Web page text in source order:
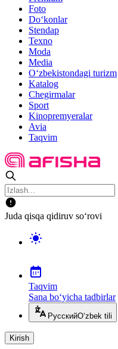
Foto
Do‘konlar
Stendap
Texno
Moda
Media
O‘zbekistondagi turizm
Katalog
Chegirmalar
Sport
Kinopremyeralar
Avia
Taqvim
Juda qisqa qidiruv so‘rovi
Taqvim
Sana bo‘yicha tadbirlar
РусскийO‘zbek tili
Kirish